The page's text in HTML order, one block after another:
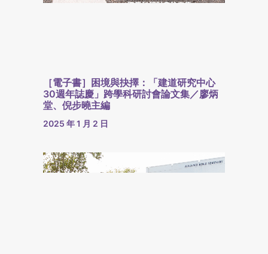
［電子書］困境與抉擇：「建道研究中心
30週年誌慶」跨學科研討會論文集／廖炳
堂、倪步曉主編
2025 年 1 月 2 日